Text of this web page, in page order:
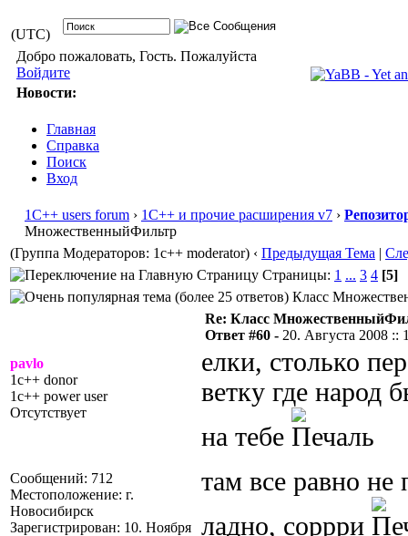
(UTC)
Добро пожаловать, Гость. Пожалуйста
Войдите
Новости:
Главная
Справка
Поиск
Вход
1С++ users forum › 1С++ и прочие расширения v7 ›
МножественныйФильтр
(Группа Модераторов: 1c++ moderator) ‹ Предыдущая Тема |
Страницы: 1 ... 3 4 [5]
Класс
pavlo
1c++ donor
1c++ power user
Отсутствует
Сообщений: 712
Местоположение: г.
Новосибирск
Зарегистрирован: 10. Ноября
Re: Класс
Ответ #60 - 20. Августа 2008 ::
елки, столько
ветку где народ
на тебе
там все равно не
ладно, соррри